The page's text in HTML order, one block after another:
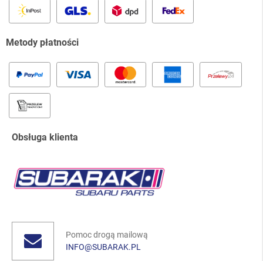
Metody płatności
Obsługa klienta
Pomoc drogą mailową
INFO@SUBARAK.PL